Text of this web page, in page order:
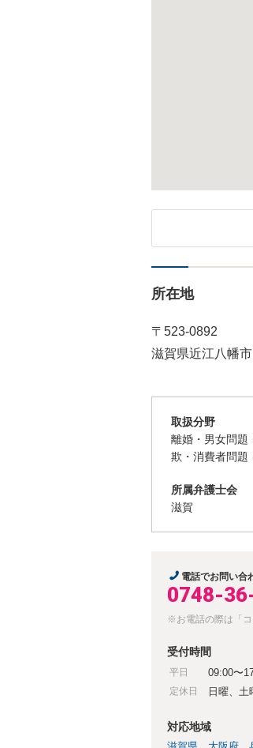
所在地
〒523-0892
滋賀県近江八幡
取扱分野
離婚・男女問題
欺・消費者問題
所属弁護士会
滋賀
電話でお問い合
0748-
※お電話の際は「コ
受付時間
平日 09:00〜
定休日 日曜、土
対応地域